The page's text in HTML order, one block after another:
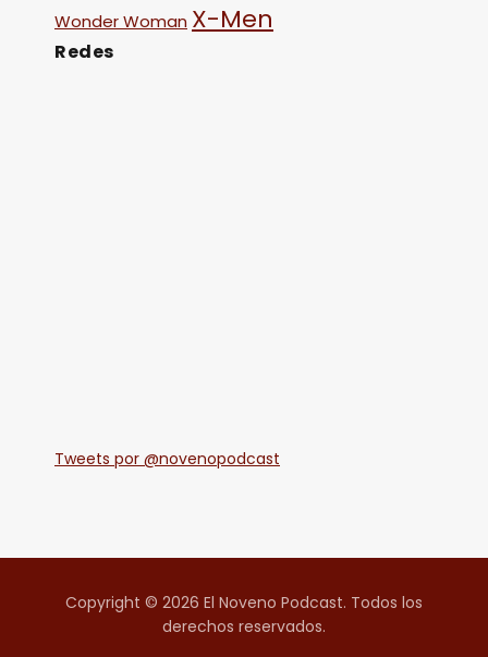
Wonder Woman X-Men
Redes
Tweets por @novenopodcast
Copyright © 2026 El Noveno Podcast. Todos los
derechos reservados.